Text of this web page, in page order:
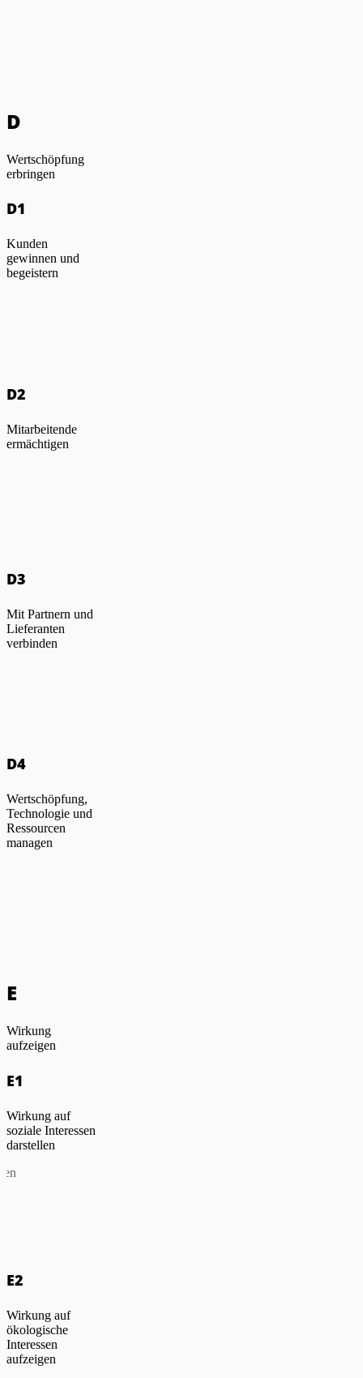
D
Wertschöpfung
erbringen
D1
Kunden
gewinnen und
begeistern
D2
Mitarbeitende
ermächtigen
D3
Mit Partnern und
Lieferanten
verbinden
D4
Wertschöpfung,
Technologie und
Ressourcen
managen
E
Wirkung
aufzeigen
E1
Wirkung auf
soziale Interessen
darstellen
E2
Wirkung auf
ökologische
Interessen
aufzeigen